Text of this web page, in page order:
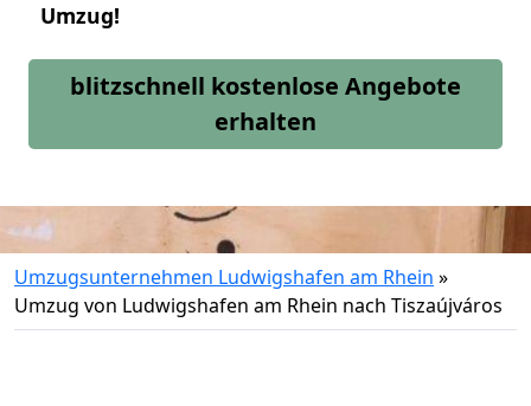
Umzug!
blitzschnell kostenlose Angebote
erhalten
Umzugsunternehmen Ludwigshafen am Rhein »
Umzug von Ludwigshafen am Rhein nach Tiszaújváros